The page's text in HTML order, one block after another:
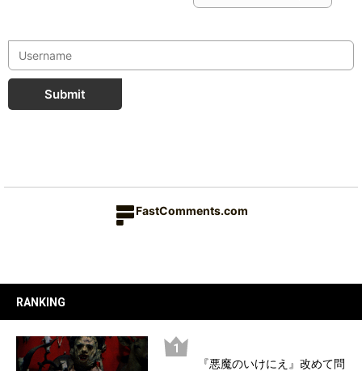
Submit
FastComments.com
RANKING
『悪魔のいけにえ』改めて問